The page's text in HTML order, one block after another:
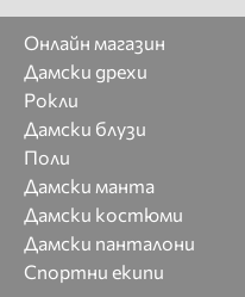
Онлайн магазин
Дамски дрехи
Рокли
Дамски блузи
Поли
Дамски манта
Дамски костюми
Дамски панталони
Спортни екипи